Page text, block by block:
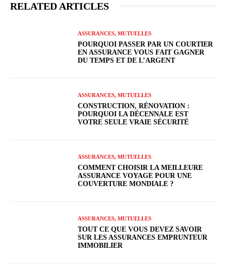
RELATED ARTICLES
ASSURANCES, MUTUELLES
POURQUOI PASSER PAR UN COURTIER
EN ASSURANCE VOUS FAIT GAGNER
DU TEMPS ET DE L’ARGENT
ASSURANCES, MUTUELLES
CONSTRUCTION, RÉNOVATION :
POURQUOI LA DÉCENNALE EST
VOTRE SEULE VRAIE SÉCURITÉ
ASSURANCES, MUTUELLES
COMMENT CHOISIR LA MEILLEURE
ASSURANCE VOYAGE POUR UNE
COUVERTURE MONDIALE ?
ASSURANCES, MUTUELLES
TOUT CE QUE VOUS DEVEZ SAVOIR
SUR LES ASSURANCES EMPRUNTEUR
IMMOBILIER